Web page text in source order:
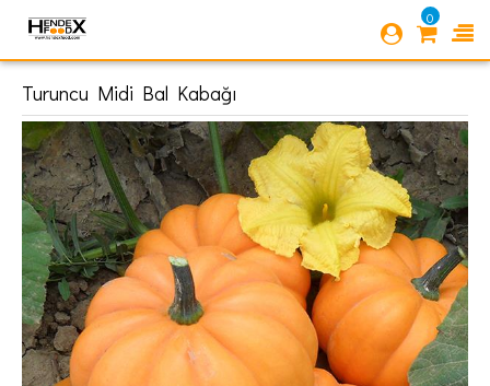
0
Turuncu Midi Bal Kabağı